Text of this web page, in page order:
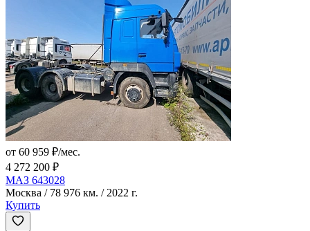
от 60 959 ₽/мес.
4 272 200 ₽
МАЗ 643028
Москва / 78 976 км. / 2022 г.
Купить